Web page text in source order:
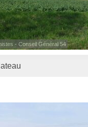
- Conseil Général 54